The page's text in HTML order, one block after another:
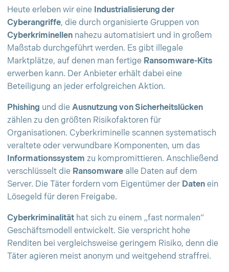
Heute erleben wir eine Industrialisierung der
Cyberangriffe, die durch organisierte Gruppen von
Cyberkriminellen nahezu automatisiert und in großem
Maßstab durchgeführt werden. Es gibt illegale
Marktplätze, auf denen man fertige Ransomware-Kits
erwerben kann. Der Anbieter erhält dabei eine
Beteiligung an jeder erfolgreichen Aktion.
Phishing und die Ausnutzung von Sicherheitslücken
zählen zu den größten Risikofaktoren für
Organisationen. Cyberkriminelle scannen systematisch
veraltete oder verwundbare Komponenten, um das
Informationssystem zu kompromittieren. Anschließend
verschlüsselt die Ransomware alle Daten auf dem
Server. Die Täter fordern vom Eigentümer der Daten ein
Lösegeld für deren Freigabe.
Cyberkriminalität hat sich zu einem „fast normalen“
Geschäftsmodell entwickelt. Sie verspricht hohe
Renditen bei vergleichsweise geringem Risiko, denn die
Täter agieren meist anonym und weitgehend straffrei.